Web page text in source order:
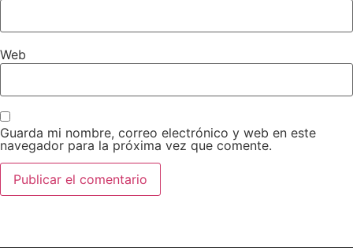
Web
Guarda mi nombre, correo electrónico y web en este
navegador para la próxima vez que comente.